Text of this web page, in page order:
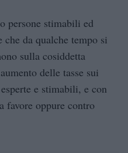
persone stimabili ed
che da qualche tempo si
sulla cosiddetta
delle tasse sui
e stimabili, e con
favore oppure contro